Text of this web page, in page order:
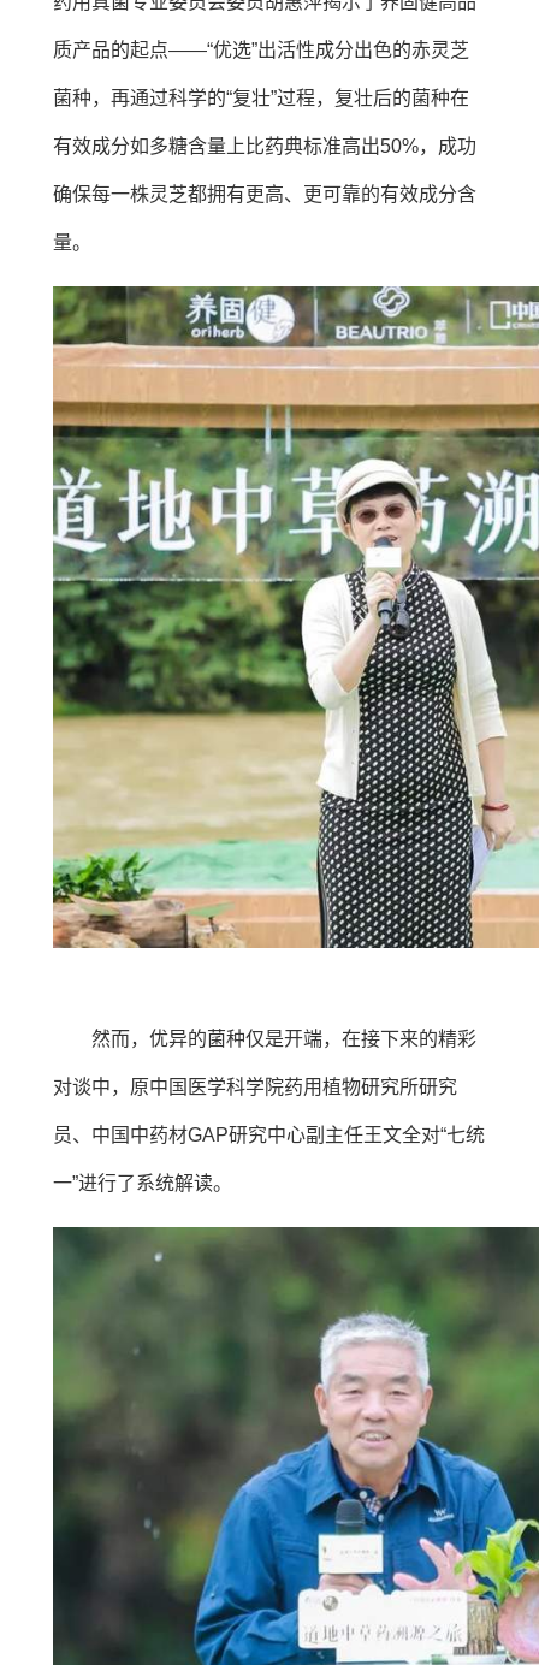
质产品的起点——“优选”出活性成分出色的赤灵芝
菌种，再通过科学的“复壮”过程，复壮后的菌种在
有效成分如多糖含量上比药典标准高出50%，成功
确保每一株灵芝都拥有更高、更可靠的有效成分含
量。
然而，优异的菌种仅是开端，在接下来的精彩
对谈中，原中国医学科学院药用植物研究所研究
员、中国中药材GAP研究中心副主任王文全对“七统
一”进行了系统解读。